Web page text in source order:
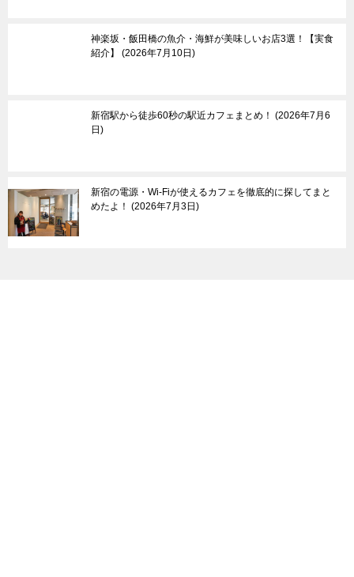
その他
神楽坂・飯田橋の魚介・海鮮が美味しいお店3選！【実食
紹介】
2026年7月10日
新宿駅から徒歩60秒の駅近カフェまとめ！
2026年7月6
日
新宿の電源・Wi-Fiが使えるカフェを徹底的に探してまと
めたよ！
2026年7月3日